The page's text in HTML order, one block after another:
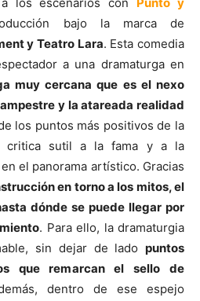
bajo la marca de
y Teatro Lara. Esta comedia
a una dramaturga en
muy cercana que es el nexo
y la atareada realidad
los puntos más positivos de la
critica sutil a la fama y a la
el panorama artístico. Gracias
en torno a los mitos, el
dónde se puede llegar por
. Para ello, la dramaturgia
sin dejar de lado puntos
que remarcan el sello de
dentro de ese espejo